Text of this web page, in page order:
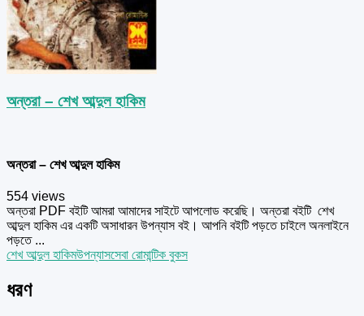
অন্তরা – শেখ আব্দুল হাকিম
অন্তরা – শেখ আব্দুল হাকিম
554 views
অন্তরা PDF বইটি আমরা আমাদের সাইটে আপলোড করেছি। অন্তরা বইটি শেখ
আব্দুল হাকিম এর একটি অসাধারন উপন্যাস বই। আপনি বইটি পড়তে চাইলে অনলাইনে
পড়তে ...
শেখ আব্দুল হাকিমউপন্যাসসেবা রোমান্টিক বুকস
ধরণ